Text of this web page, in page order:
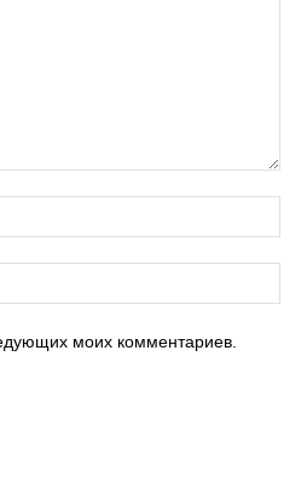
моих комментариев.